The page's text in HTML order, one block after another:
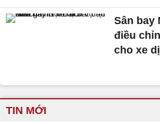
Sân bay
điều
cho xe
TIN MỚI